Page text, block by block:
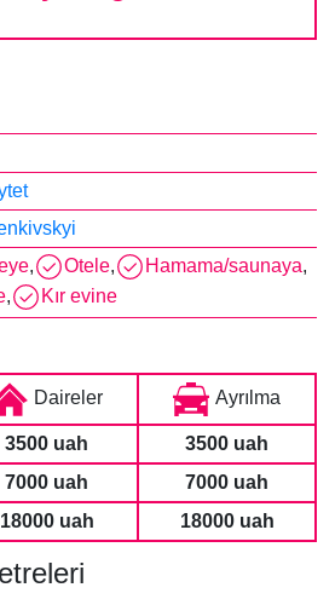
, Otele, Hamama/saunaya,
, Kır evine
Daireler Ayrılma
3500 uah
3500 uah
7000 uah
7000 uah
18000 uah 18000 uah